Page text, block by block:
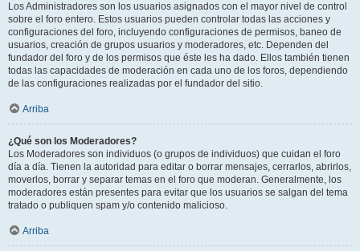
Los Administradores son los usuarios asignados con el mayor nivel de control
sobre el foro entero. Estos usuarios pueden controlar todas las acciones y
configuraciones del foro, incluyendo configuraciones de permisos, baneo de
usuarios, creación de grupos usuarios y moderadores, etc. Dependen del
fundador del foro y de los permisos que éste les ha dado. Ellos también tienen
todas las capacidades de moderación en cada uno de los foros, dependiendo
de las configuraciones realizadas por el fundador del sitio.
Arriba
¿Qué son los Moderadores?
Los Moderadores son individuos (o grupos de individuos) que cuidan el foro
día a día. Tienen la autoridad para editar o borrar mensajes, cerrarlos, abrirlos,
moverlos, borrar y separar temas en el foro que moderan. Generalmente, los
moderadores están presentes para evitar que los usuarios se salgan del tema
tratado o publiquen spam y/o contenido malicioso.
Arriba